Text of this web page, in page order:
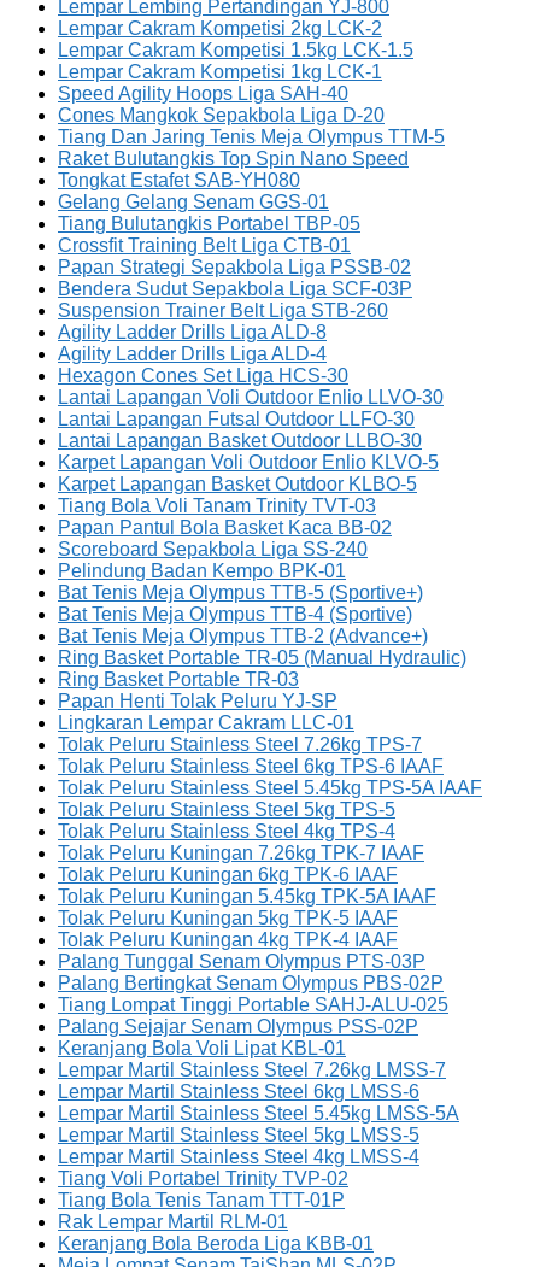
Lempar Lembing Pertandingan YJ-800
Lempar Cakram Kompetisi 2kg LCK-2
Lempar Cakram Kompetisi 1.5kg LCK-1.5
Lempar Cakram Kompetisi 1kg LCK-1
Speed Agility Hoops Liga SAH-40
Cones Mangkok Sepakbola Liga D-20
Tiang Dan Jaring Tenis Meja Olympus TTM-5
Raket Bulutangkis Top Spin Nano Speed
Tongkat Estafet SAB-YH080
Gelang Gelang Senam GGS-01
Tiang Bulutangkis Portabel TBP-05
Crossfit Training Belt Liga CTB-01
Papan Strategi Sepakbola Liga PSSB-02
Bendera Sudut Sepakbola Liga SCF-03P
Suspension Trainer Belt Liga STB-260
Agility Ladder Drills Liga ALD-8
Agility Ladder Drills Liga ALD-4
Hexagon Cones Set Liga HCS-30
Lantai Lapangan Voli Outdoor Enlio LLVO-30
Lantai Lapangan Futsal Outdoor LLFO-30
Lantai Lapangan Basket Outdoor LLBO-30
Karpet Lapangan Voli Outdoor Enlio KLVO-5
Karpet Lapangan Basket Outdoor KLBO-5
Tiang Bola Voli Tanam Trinity TVT-03
Papan Pantul Bola Basket Kaca BB-02
Scoreboard Sepakbola Liga SS-240
Pelindung Badan Kempo BPK-01
Bat Tenis Meja Olympus TTB-5 (Sportive+)
Bat Tenis Meja Olympus TTB-4 (Sportive)
Bat Tenis Meja Olympus TTB-2 (Advance+)
Ring Basket Portable TR-05 (Manual Hydraulic)
Ring Basket Portable TR-03
Papan Henti Tolak Peluru YJ-SP
Lingkaran Lempar Cakram LLC-01
Tolak Peluru Stainless Steel 7.26kg TPS-7
Tolak Peluru Stainless Steel 6kg TPS-6 IAAF
Tolak Peluru Stainless Steel 5.45kg TPS-5A IAAF
Tolak Peluru Stainless Steel 5kg TPS-5
Tolak Peluru Stainless Steel 4kg TPS-4
Tolak Peluru Kuningan 7.26kg TPK-7 IAAF
Tolak Peluru Kuningan 6kg TPK-6 IAAF
Tolak Peluru Kuningan 5.45kg TPK-5A IAAF
Tolak Peluru Kuningan 5kg TPK-5 IAAF
Tolak Peluru Kuningan 4kg TPK-4 IAAF
Palang Tunggal Senam Olympus PTS-03P
Palang Bertingkat Senam Olympus PBS-02P
Tiang Lompat Tinggi Portable SAHJ-ALU-025
Palang Sejajar Senam Olympus PSS-02P
Keranjang Bola Voli Lipat KBL-01
Lempar Martil Stainless Steel 7.26kg LMSS-7
Lempar Martil Stainless Steel 6kg LMSS-6
Lempar Martil Stainless Steel 5.45kg LMSS-5A
Lempar Martil Stainless Steel 5kg LMSS-5
Lempar Martil Stainless Steel 4kg LMSS-4
Tiang Voli Portabel Trinity TVP-02
Tiang Bola Tenis Tanam TTT-01P
Rak Lempar Martil RLM-01
Keranjang Bola Beroda Liga KBB-01